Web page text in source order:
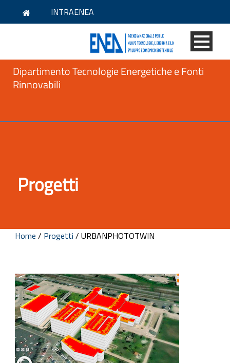
INTRAENEA
Dipartimento Tecnologie Energetiche e Fonti
Rinnovabili
Progetti
Home / Progetti / URBANPHOTOTWIN